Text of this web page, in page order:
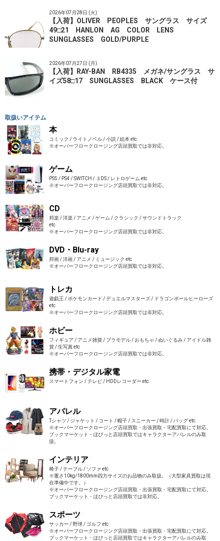
2026年07月28日 (火)
【入荷】OLIVER PEOPLES サングラス サイズ
49□21 HANLON AG COLOR LENS
SUNGLASSES GOLD/PURPLE
2026年07月27日 (月)
【入荷】RAY-BAN RB4335 メガネ/サングラス サ
イズ58□17 SUNGLASSES BLACK ケース付
取扱いアイテム
本
コミック / ライトノベル / 小説 / 絵本 etc
※オーバーフロークロージング店頭買取では非対応。
ゲーム
PS5 / PS4 / SWITCH / ３DS / レトロゲーム etc
※オーバーフロークロージング店頭買取では非対応。
CD
邦楽 / 洋楽 / アニメ / ゲーム / クラシック / サウンドトラック
etc
※オーバーフロークロージング店頭買取では非対応。
DVD・Blu-ray
邦画 / 洋画 / アニメ / ミュージック etc
※オーバーフロークロージング店頭買取では非対応。
トレカ
遊戯王 / ポケモンカード / デュエルマスターズ / ドラゴンボールヒーローズ
etc
※オーバーフロークロージング店頭買取では非対応。
ホビー
フィギュア / アニメ雑貨 / プラモデル / おもちゃ / ぬいぐるみ / アイドル雑
貨 / 生写真 etc
※オーバーフロークロージング店頭買取では非対応。
携帯・デジタル家電
スマートフォン / テレビ / HDDレコーダー etc
アパレル
Tシャツ / ジャケット / コート / 帽子 / スニーカー / 時計 / バッグ etc
※オーバーフロークロージング店頭買取・出張買取・宅配買取にて対応。
ブックマーケット・ほびっと店頭買取ではキャラクターアパレルのみ取
扱。
インテリア
椅子 / テーブル / ソファ etc
※重さ10kg/1800mm四方サイズのお品物のみ取扱。（大型家具買取は現
在準備中です。）
※オーバーフロークロージング店頭買取・出張買取・宅配買取にて対応。
ブックマーケット・ほびっと店頭買取では非対応。
スポーツ
サッカー / 野球 / ゴルフ etc
※オーバーフロークロージング店頭買取・出張買取・宅配買取にて対応。
ブックマーケット・ほびっと店頭買取ではキャラクターアパレルのみ取